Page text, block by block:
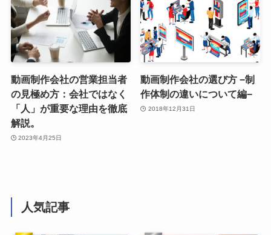
動画制作会社の営業担当者
の見極め方：会社ではなく
「人」が重要な理由を徹底
解説。
2023年4月25日
動画制作会社の選び方 −制
作体制の違いについて編−
2018年12月31日
人気記事